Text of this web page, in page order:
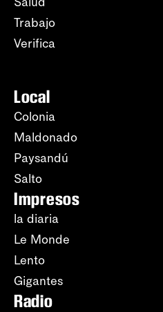
Trabajo
Verifica
Local
Colonia
Maldonado
Paysandú
Salto
Impresos
la diaria
Le Monde
Lento
Gigantes
Radio